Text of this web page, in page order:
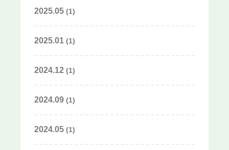
2025.05(1)
2025.01(1)
2024.12(1)
2024.09(1)
2024.05(1)